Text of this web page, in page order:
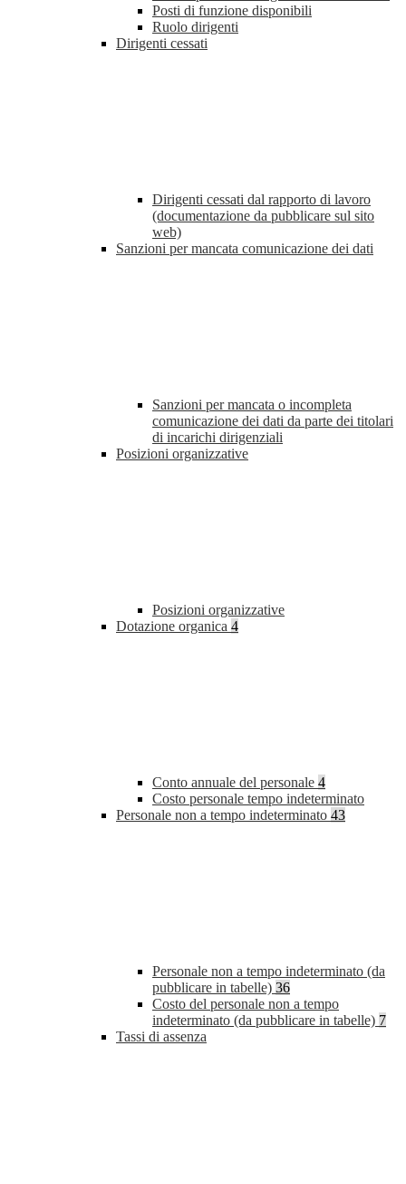
Posti di funzione disponibili
Ruolo dirigenti
Dirigenti cessati
Dirigenti cessati dal rapporto di lavoro
(documentazione da pubblicare sul sito
web)
Sanzioni per mancata comunicazione dei dati
Sanzioni per mancata o incompleta
comunicazione dei dati da parte dei titolari
di incarichi dirigenziali
Posizioni organizzative
Posizioni organizzative
Dotazione organica 4
Conto annuale del personale 4
Costo personale tempo indeterminato
Personale non a tempo indeterminato 43
Personale non a tempo indeterminato (da
pubblicare in tabelle) 36
Costo del personale non a tempo
indeterminato (da pubblicare in tabelle) 7
Tassi di assenza